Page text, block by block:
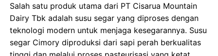
Salah satu produk utama dari PT Cisarua Mountain
Dairy Tbk adalah susu segar yang diproses dengan
teknologi modern untuk menjaga kesegarannya. Susu
segar Cimory diproduksi dari sapi perah berkualitas